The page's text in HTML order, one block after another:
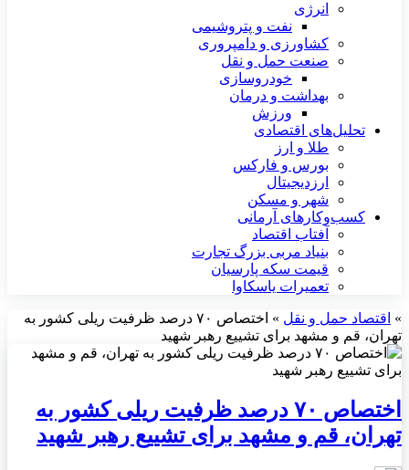
انرژی
نفت و پتروشیمی
کشاورزی و دامپروری
صنعت حمل و نقل
خودروسازی
بهداشت و درمان
ورزش
تحلیل‌های اقتصادی
طلا و ارز
بورس و فارکس
ارزدیجیتال
شهر و مسکن
کسب‌وکارهای آرمانی
آفتاب اقتصاد
بنیاد مربی بزرگ تجارت
قیمت سکه پارسیان
تعمیرات یاسکاوا
» اقتصاد حمل و نقل »
اختصاص ۷۰ درصد ظرفیت ریلی کشور به
تهران، قم و مشهد برای تشییع رهبر شهید
اختصاص ۷۰ درصد ظرفیت ریلی کشور به
تهران، قم و مشهد برای تشییع رهبر شهید